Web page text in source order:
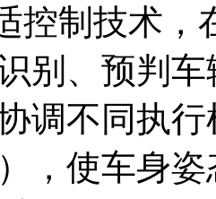
控制技术
别、预判
调不同执
，使车身